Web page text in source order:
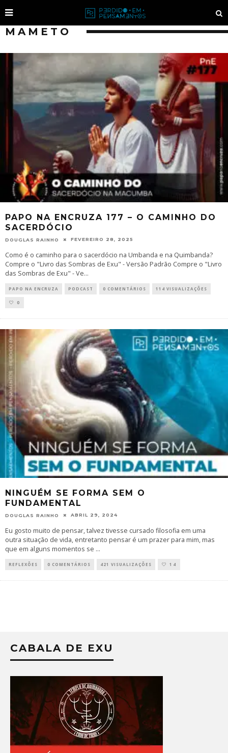
MAMETO
PAPO NA ENCRUZA 177 – O CAMINHO DO
SACERDÓCIO
DOUGLAS RAINHO FEVEREIRO 28, 2025
Como é o caminho para o sacerdócio na Umbanda e na Quimbanda?
Compre o "Livro das Sombras de Exu" - Versão Padrão Compre o "Livro
das Sombras de Exu" - Ve...
PAPO NA ENCRUZA PODCAST 0 COMENTÁRIOS 114 VISUALIZAÇÕES
0
NINGUÉM SE FORMA SEM O
FUNDAMENTAL
DOUGLAS RAINHO ABRIL 29, 2024
Eu gosto muito de pensar, talvez tivesse cursado filosofia em uma
outra situação de vida, entretanto pensar é um prazer para mim, mas
que em alguns momentos se ...
REFLEXÕES 0 COMENTÁRIOS 421 VISUALIZAÇÕES 14
CABALA DE EXU